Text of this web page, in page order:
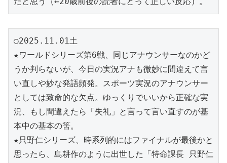
○2025.11.01土
★ワールドシリーズ第6戦、同じアナウンサーなのかど
うか判らないが、今日の実況アナも微妙に間違えて言
い直しや妙な発語頻発。スポーツ実況のアナウンサー
としては致命的な欠点。ゆっくりでいいから正確な実
況、もし間違えたら「失礼」と言って言い直すのが基
本中の基本の筈。
★只野仁シリーズ、時系列的にはファイナルが最後かと
思ったら、島耕作のように出世した「特命課長 只野仁